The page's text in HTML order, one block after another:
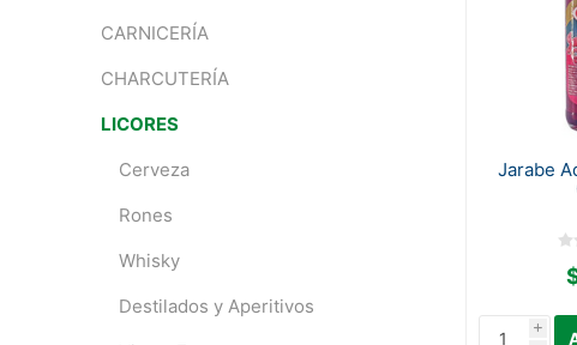
Jarabe
i
CARNICERÍA
CHARCUTERÍA
LICORES
Cerveza
Rones
Whisky
Destilados y Aperitivos